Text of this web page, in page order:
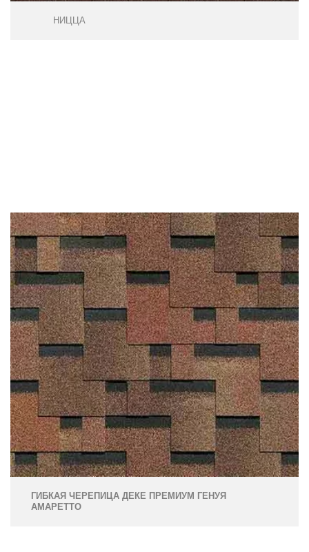
НИЦЦА
ГИБКАЯ ЧЕРЕПИЦА ДЕКЕ ПРЕМИУМ ГЕНУЯ
АМАРЕТТО